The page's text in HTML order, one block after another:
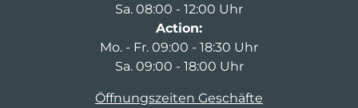
Sa. 08:00 - 12:00 Uhr
Action:
Mo. - Fr. 09:00 - 18:30 Uhr
Sa. 09:00 - 18:00 Uhr
Öffnungszeiten Geschäfte